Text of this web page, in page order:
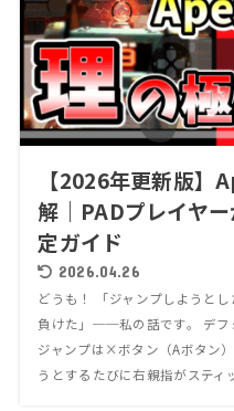
【2026年更新版】
解｜PADプレイヤ
定ガイド
2026.04.26
どうも！ 「ジャンプしようと
負けた」──私の話です。 デフ
ジャンプは×ボタン（Aボタン
うとするたびに右親指がスティ